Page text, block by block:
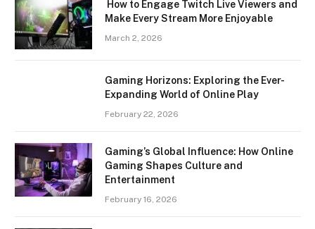
How to Engage Twitch Live Viewers and
Make Every Stream More Enjoyable
March 2, 2026
Gaming Horizons: Exploring the Ever-
Expanding World of Online Play
February 22, 2026
Gaming’s Global Influence: How Online
Gaming Shapes Culture and
Entertainment
February 16, 2026